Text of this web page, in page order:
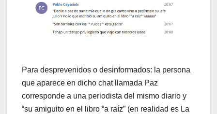
Para desprevenidos o desinformados: la persona
que aparece en dicho chat llamada Paz
corresponde a una periodista del mismo diario y
“su amiguito en el libro “a raíz” (en realidad es La